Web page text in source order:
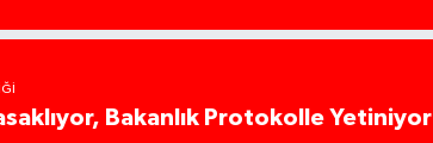
Bakanlık Protokolle Yetiniyor